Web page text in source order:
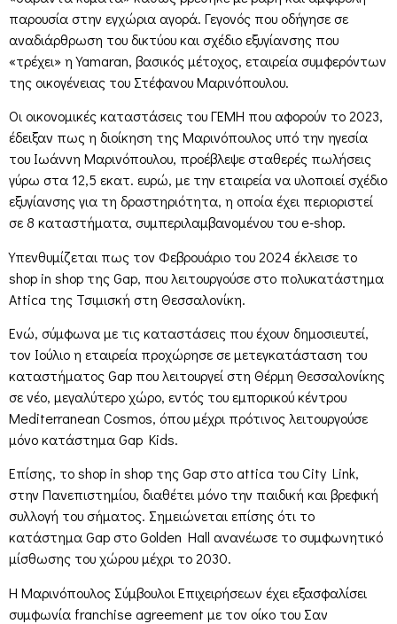
παρουσία στην εγχώρια αγορά. Γεγονός που οδήγησε σε
αναδιάρθρωση του δικτύου και σχέδιο εξυγίανσης που
«τρέχει» η Yamaran, βασικός μέτοχος, εταιρεία συμφερόντων
της οικογένειας του Στέφανου Μαρινόπουλου.
Οι οικονομικές καταστάσεις του ΓΕΜΗ που αφορούν το 2023,
έδειξαν πως η διοίκηση της Μαρινόπουλος υπό την ηγεσία
του Ιωάννη Μαρινόπουλου, προέβλεψε σταθερές πωλήσεις
γύρω στα 12,5 εκατ. ευρώ, με την εταιρεία να υλοποιεί σχέδιο
εξυγίανσης για τη δραστηριότητα, η οποία έχει περιοριστεί
σε 8 καταστήματα, συμπεριλαμβανομένου του e-shop.
Υπενθυμίζεται πως τον Φεβρουάριο του 2024 έκλεισε το
shop in shop της Gap, που λειτουργούσε στο πολυκατάστημα
Attica της Τσιμισκή στη Θεσσαλονίκη.
Ενώ, σύμφωνα με τις καταστάσεις που έχουν δημοσιευτεί,
τον Ιούλιο η εταιρεία προχώρησε σε μετεγκατάσταση του
καταστήματος Gap που λειτουργεί στη Θέρμη Θεσσαλονίκης
σε νέο, μεγαλύτερο χώρο, εντός του εμπορικού κέντρου
Mediterranean Cosmos, όπου μέχρι πρότινος λειτουργούσε
μόνο κατάστημα Gap Kids.
Επίσης, το shop in shop της Gap στο attica του City Link,
στην Πανεπιστημίου, διαθέτει μόνο την παιδική και βρεφική
συλλογή του σήματος. Σημειώνεται επίσης ότι το
κατάστημα Gap στο Golden Hall ανανέωσε το συμφωνητικό
μίσθωσης του χώρου μέχρι το 2030.
Η Μαρινόπουλος Σύμβουλοι Επιχειρήσεων έχει εξασφαλίσει
συμφωνία franchise agreement με τον οίκο του Σαν